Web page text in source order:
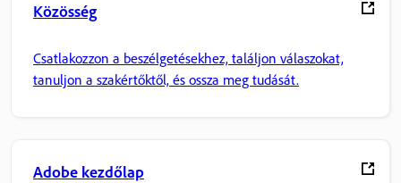
Közösség
Csatlakozzon a beszélgetésekhez, találjon válaszokat,
tanuljon a szakértőktől, és ossza meg tudását.
Adobe kezdőlap